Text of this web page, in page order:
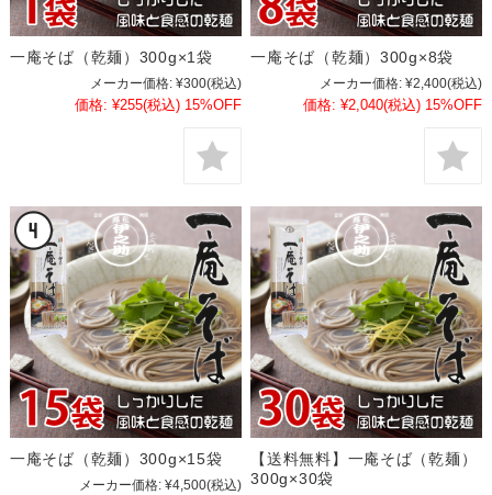
一庵そば（乾麺）300g×1袋
メーカー価格: ¥300(税込)
価格: ¥255(税込) 15%OFF
一庵そば（乾麺）300g×8袋
メーカー価格: ¥2,400(税込)
価格: ¥2,040(税込) 15%OFF
一庵そば（乾麺）300g×15袋
メーカー価格: ¥4,500(税込)
【送料無料】一庵そば（乾麺）
300g×30袋